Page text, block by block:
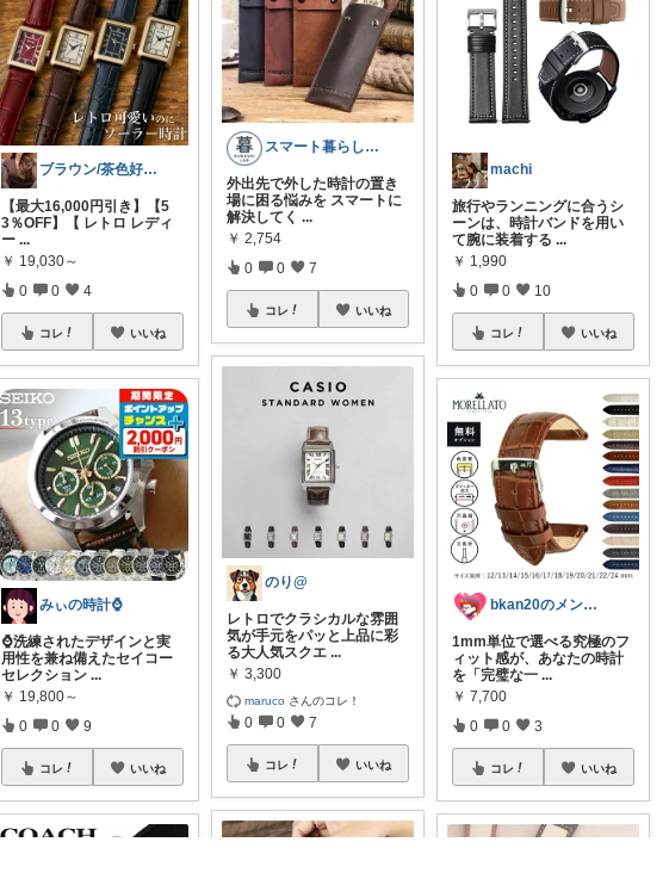
ブラウン/茶色好き🤎ノブたん
【最大16,000円引き】【5
3％OFF】【 レトロ レディ
ー ...
￥ 19,030～
0 0 4
コレ いいね
みぃの時計⌚
⌚洗練されたデザインと実
用性を兼ね備えたセイコー
セレクション ...
￥ 19,800～
0 0 9
コレ いいね
スマート暮らしラボ
外出先で外した時計の置き
場に困る悩みを スマートに
解決してく ...
￥ 2,754
0 0 7
コレ いいね
のり@
レトロでクラシカルな雰囲
気が手元をパッと上品に彩
る大人気スクエ ...
￥ 3,300
maruco さんのコレ！
0 0 7
コレ いいね
machi
旅行やランニングに合うシ
ーンは、時計バンドを用い
て腕に装着する ...
￥ 1,990
0 0 10
コレ いいね
bkan20のメンズライフ応援ROOM
1mm単位で選べる究極のフ
ィット感が、あなたの時計
を「完璧な一 ...
￥ 7,700
0 0 3
コレ いいね